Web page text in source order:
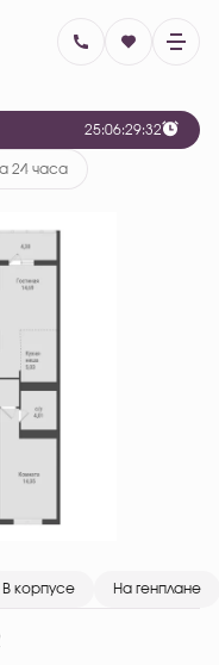
13 214 781 руб.
25:06:29:32
24 часа
В корпусе На генплане